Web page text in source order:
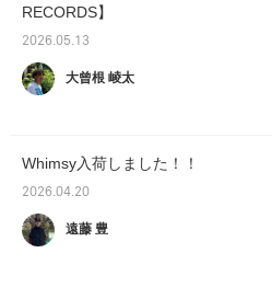
RECORDS】
2026.05.13
大曾根 崚太
Whimsy入荷しました！！
2026.04.20
遠藤 豊